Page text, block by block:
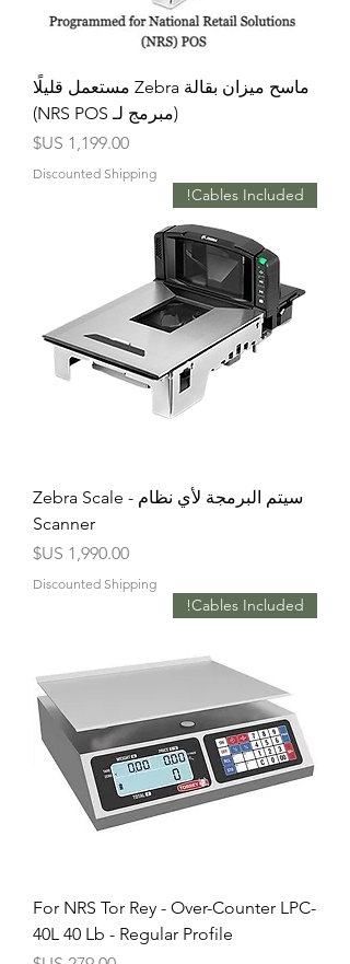
ماسح ميزان بقالة Zebra مستعمل قليلًا
(مبرمج لـ NRS POS)
السعر
Discounted Shipping
Cables Included!
سيتم البرمجة لأي نظام - Zebra Scale
Scanner
السعر
Discounted Shipping
Cables Included!
For NRS Tor Rey - Over-Counter LPC-
40L 40 Lb - Regular Profile